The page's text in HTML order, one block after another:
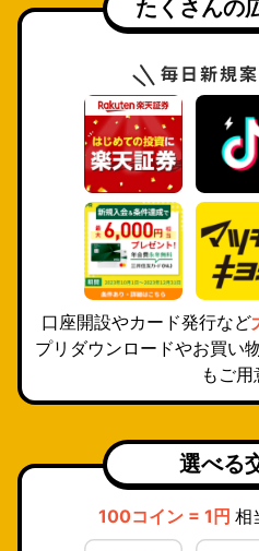
たくさんの
口座開設やカード発行など
プリダウンロードやお買い
もご用
選べる
100コイン = 1円 相